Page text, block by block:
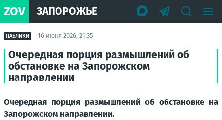
ZOV ЗАПОРОЖЬЕ
ПАБЛИКИ 16 июня 2026, 21:35
Очередная порция размышлений об
обстановке на Запорожском
направлении
Очередная порция размышлений об обстановке на
Запорожском направлении.